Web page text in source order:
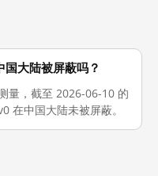
大陆被屏蔽吗？
量，截至 2026-06-10 的
中国大陆未被屏蔽。